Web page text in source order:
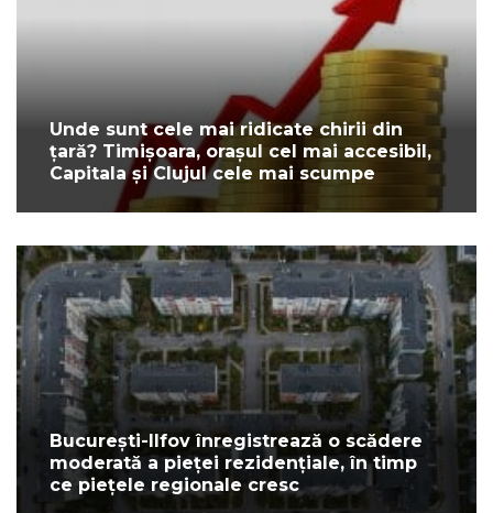
Unde sunt cele mai ridicate chirii din
țară? Timișoara, orașul cel mai accesibil,
Capitala și Clujul cele mai scumpe
București-Ilfov înregistrează o scădere
moderată a pieței rezidențiale, în timp
ce piețele regionale cresc